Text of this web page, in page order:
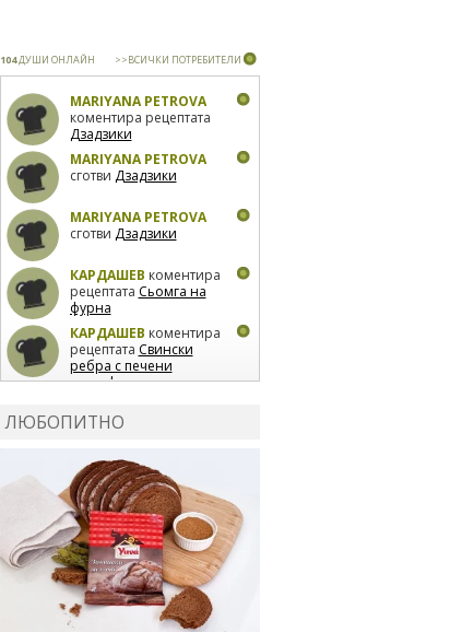
104ДУШИ ОНЛАЙН >>ВСИЧКИ ПОТРЕБИТЕЛИ
MARIYANA PETROVA
коментира рецептата
Дзадзики
MARIYANA PETROVA
сготви Дзадзики
MARIYANA PETROVA
сготви Дзадзики
КАРДАШЕВ коментира
рецептата Сьомга на
фурна
КАРДАШЕВ коментира
рецептата Свински
ребра с печени
картофи
лимон
коментира рецептата
Киноа със зеленчуци
ЛЮБОПИТНО